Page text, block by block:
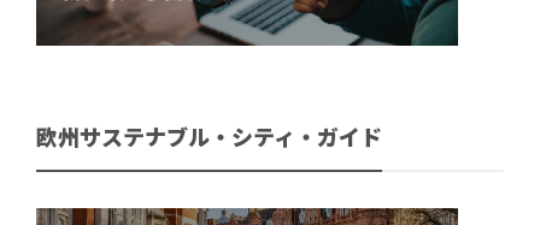
欧州サステナブル・シティ・ガイド